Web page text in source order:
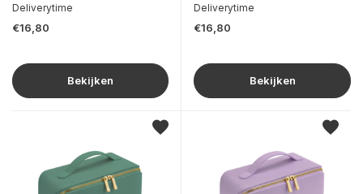
Deliverytime
€16,80
Bekijken
Deliverytime
€16,80
Bekijken